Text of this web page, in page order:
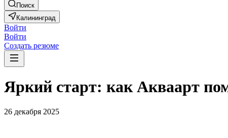
Поиск
Калининград
Войти
Войти
Создать резюме
Яркий старт: как Акваарт
26 декабря 2025